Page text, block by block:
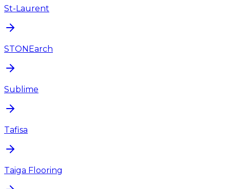
St-Laurent
STONEarch
Sublime
Tafisa
Taiga Flooring